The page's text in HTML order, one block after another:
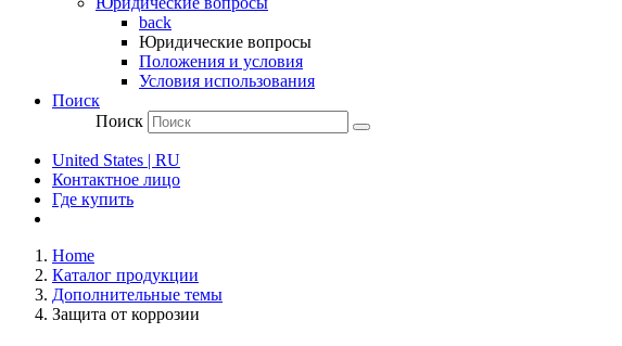
back
Юридические вопросы
Положения и условия
Условия использования
Поиск
Поиск
United States | RU
Контактное лицо
Где купить
Home
Каталог продукции
Дополнительные темы
Защита от коррозии